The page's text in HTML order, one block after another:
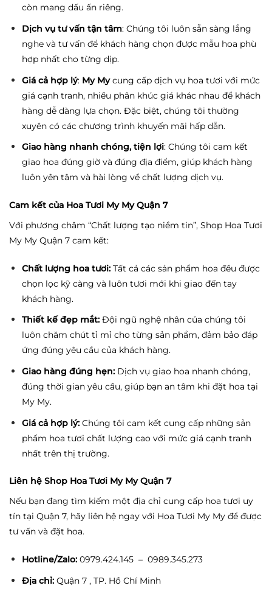
còn mang dấu ấn riêng.
Dịch vụ tư vấn tận tâm: Chúng tôi luôn sẵn sàng lắng
nghe và tư vấn để khách hàng chọn được mẫu hoa phù
hợp nhất cho từng dịp.
Giá cả hợp lý: My Mycung cấp dịch vụ hoa tươi với mức
giá cạnh tranh, nhiều phân khúc giá khác nhau để khách
hàng dễ dàng lựa chọn. Đặc biệt, chúng tôi thường
xuyên có các chương trình khuyến mãi hấp dẫn.
Giao hàng nhanh chóng, tiện lợi: Chúng tôi cam kết
giao hoa đúng giờ và đúng địa điểm, giúp khách hàng
luôn yên tâm và hài lòng về chất lượng dịch vụ.
Cam kết của Hoa Tươi My My Quận 7
Với phương châm “Chất lượng tạo niềm tin”, Shop Hoa Tươi
My My Quận 7 cam kết:
Chất lượng hoa tươi:Tất cả các sản phẩm hoa đều được
chọn lọc kỹ càng và luôn tươi mới khi giao đến tay
khách hàng.
Thiết kế đẹp mắt:Đội ngũ nghệ nhân của chúng tôi
luôn chăm chút tỉ mỉ cho từng sản phẩm, đảm bảo đáp
ứng đúng yêu cầu của khách hàng.
Giao hàng đúng hẹn:Dịch vụ giao hoa nhanh chóng,
đúng thời gian yêu cầu, giúp bạn an tâm khi đặt hoa tại
My My.
Giá cả hợp lý:Chúng tôi cam kết cung cấp những sản
phẩm hoa tươi chất lượng cao với mức giá cạnh tranh
nhất trên thị trường.
Liên hệ Shop Hoa Tươi My My Quận 7
Nếu bạn đang tìm kiếm một địa chỉ cung cấp hoa tươi uy
tín tại Quận 7, hãy liên hệ ngay với Hoa Tươi My My để được
tư vấn và đặt hoa.
Hotline/Zalo:0979.424.145 – 0989.345.273
Địa chỉ:Quận 7 , TP. Hồ Chí Minh